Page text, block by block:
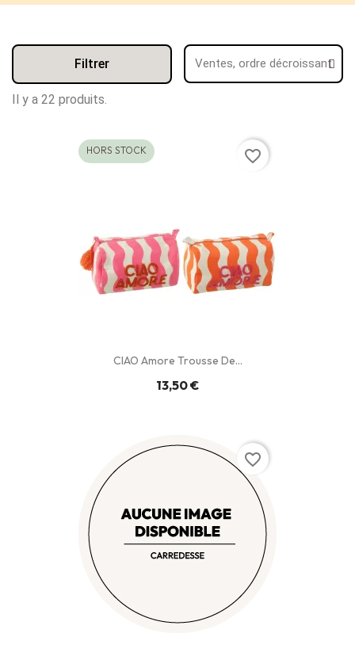
Il y a 22 produits.
Filtrer
CIAO Amore Trousse De...
13,50 €
HORS STOCK favorite_border
favorite_border